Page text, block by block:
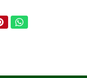
PinterestWhatsApp